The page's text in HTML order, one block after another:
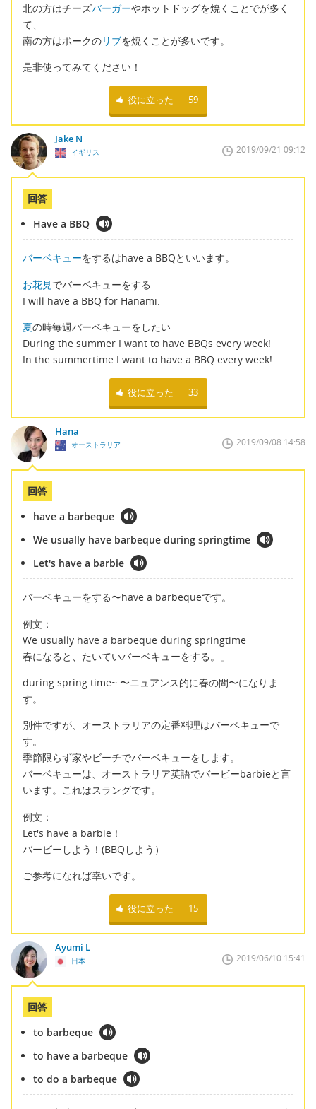
北の方はチーズバーガーやホットドッグを焼くことでが多く
て、
南の方はポークのリブを焼くことが多いです。
是非使ってみてください！
役に立った 59
Jake N
イギリス 2019/09/21 09:12
回答
Have a BBQ
バーベキューをするはhave a BBQといいます。
お花見でバーベキューをする
I will have a BBQ for Hanami.
夏の時毎週バーベキューをしたい
During the summer I want to have BBQs every week!
In the summertime I want to have a BBQ every week!
役に立った 33
Hana
オーストラリア 2019/09/08 14:58
回答
have a barbeque
We usually have barbeque during springtime
Let's have a barbie
バーベキューをする〜have a barbequeです。
例文：
We usually have a barbeque during springtime
春になると、たいていバーベキューをする。」
during spring time~ 〜ニュアンス的に春の間〜になりま
す。
別件ですが、オーストラリアの定番料理はバーベキューで
す。
季節限らず家やビーチでバーベキューをします。
バーベキューは、オーストラリア英語でバービーbarbieと言
います。これはスラングです。
例文：
Let's have a barbie！
バービーしよう！(BBQしよう）
ご参考になれば幸いです。
役に立った 15
Ayumi L
日本 2019/06/10 15:41
回答
to barbeque
to have a barbeque
to do a barbeque